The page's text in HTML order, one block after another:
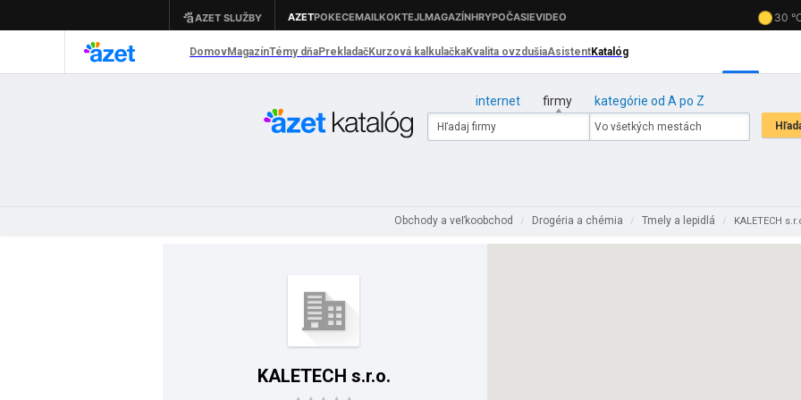
internet firmy kategórie od A po Z
Obchody a veľkoobchod / Drogéria a chémia / Tmely a lepidlá / KALETECH
KALETECH s.r.o.